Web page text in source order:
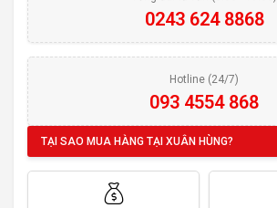
0243 624 8868
Hotline (24/7)
093 4554 868
TẠI SAO MUA HÀNG TẠI XUÂN HÙNG?